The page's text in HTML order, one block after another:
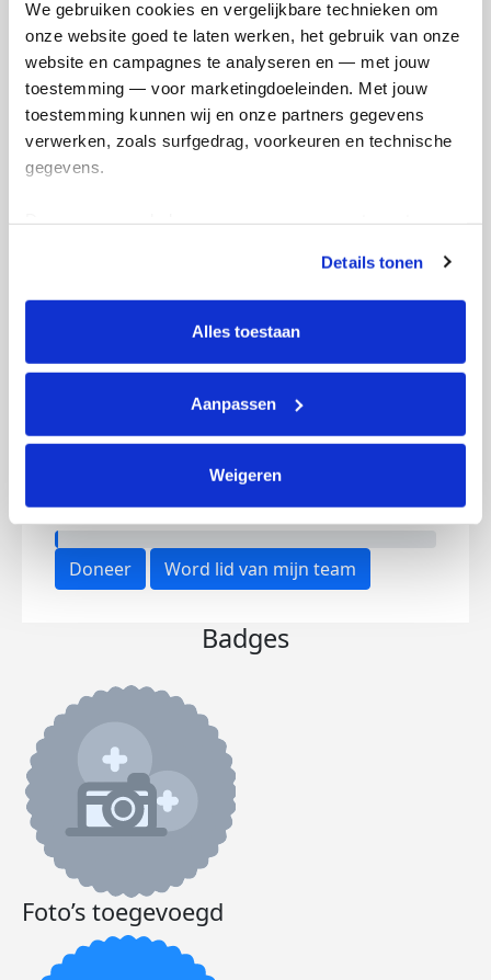
We gebruiken cookies en vergelijkbare technieken om
onze website goed te laten werken, het gebruik van onze
website en campagnes te analyseren en — met jouw
toestemming — voor marketingdoeleinden. Met jouw
toestemming kunnen wij en onze partners gegevens
verwerken, zoals surfgedrag, voorkeuren en technische
gegevens.
tonen. Je kunt je toestemming op elk moment wijzigen of
intrekken via Cookie instellingen onderaan de pagina. De
lijst met cookies is te vinden in het tabblad “details”.
Details tonen
Alles toestaan
Aanpassen
Weigeren
Creditcard
Referentie
Ik wil bijdragen aan de transactiekosten
en betaal €0.75 extra.
Doneer nu
€0 €200
Doneer Word lid van mijn team
Badges
Foto’s toegevoegd